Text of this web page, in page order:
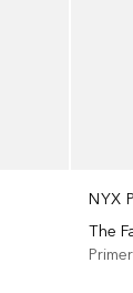
NYX
The
Primer